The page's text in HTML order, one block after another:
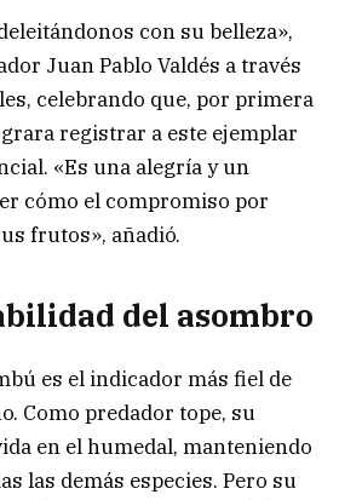
con su belleza»,
Juan Pablo Valdés a través
celebrando que, por primera
registrar a este ejemplar
«Es una alegría y un
cómo el compromiso por
frutos», añadió.
del asombro
es el indicador más fiel de
Como predador tope, su
en el humedal, manteniendo
las demás especies. Pero su